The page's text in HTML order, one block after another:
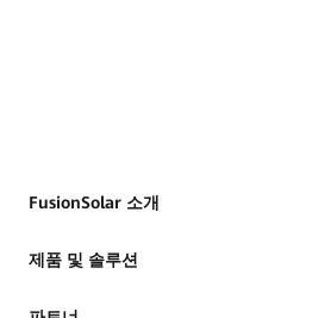
FusionSolar 소개
제품 및 솔루션